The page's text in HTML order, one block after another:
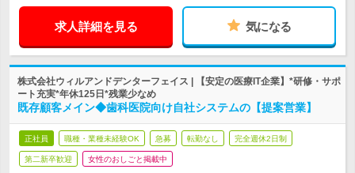
求人詳細を見る 気になる
株式会社ウィルアンドデンターフェイス | 【安定の医療IT企業】*研修・サポ
ート充実*年休125日*残業少なめ
既存顧客メイン◆歯科医院向け自社システムの【提案営業】
正社員 職種・業種未経験OK 急募 転勤なし 完全週休2日制
第二新卒歓迎 女性のおしごと掲載中